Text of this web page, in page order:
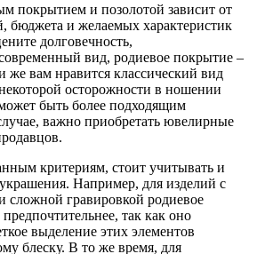
покрытием и позолотой зависит от
бюджета и желаемых характеристик
долговечность,
вид, родиевое покрытие –
вам нравится классический вид
осторожности в ношении
быть более подходящим
важно приобретать ювелирные
критериям, стоит учитывать и
Например, для изделий с
сложной гравировкой родиевое
так как оно
выделение этих элементов
блеску. В то же время, для